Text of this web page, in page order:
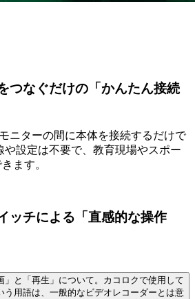
つなぐだけの「かんたん接続
ニターの間に本体を接続するだけで
や設定は不要で、教育現場やスポー
ます。
ッチによる「直感的な操作
」と「再生」について。カコロクで使用して
う用語は、一般的なビデオレコーダーとは意